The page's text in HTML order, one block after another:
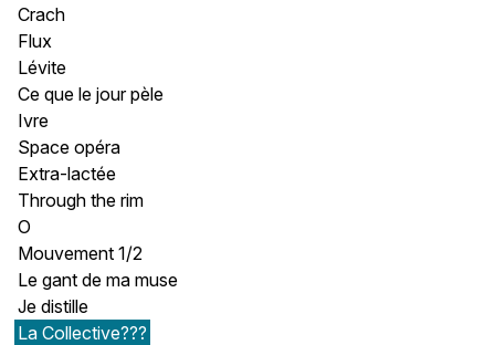
Crach
Flux
Lévite
Ce que le jour pèle
Ivre
Space opéra
Extra-lactée
Through the rim
O
Mouvement 1/2
Le gant de ma muse
Je distille
La Collective???